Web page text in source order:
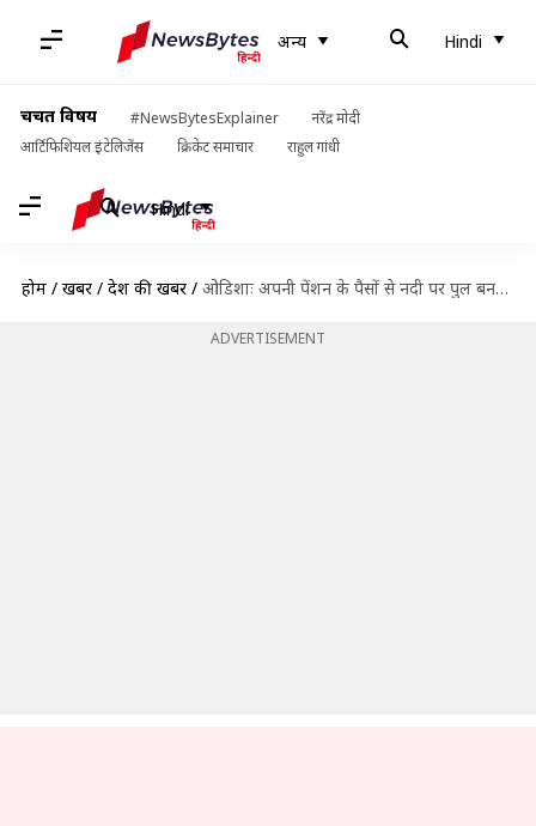
अन्य Hindi
चर्चित विषय #NewsBytesExplainer
नरेंद्र मोदी
आर्टिफिशियल इंटेलिजेंस
क्रिकेट समाचार राहुल गांधी
Hindi
होम / खबरें / देश की खबरें / ओडिशाः अपनी पेंशन के पैसों से नदी पर पुल बनवा रहा पूर्व सरकारी कर्मचारी
ADVERTISEMENT